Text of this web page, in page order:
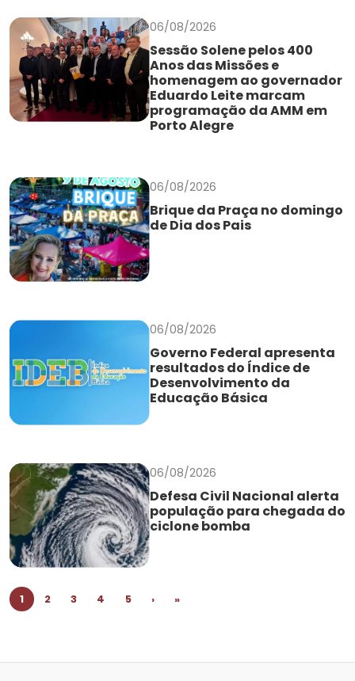
06/08/2026
Sessão Solene pelos 400
Anos das Missões e
homenagem ao governador
Eduardo Leite marcam
programação da AMM em
Porto Alegre
06/08/2026
Brique da Praça no domingo
de Dia dos Pais
06/08/2026
Governo Federal apresenta
resultados do Índice de
Desenvolvimento da
Educação Básica
06/08/2026
Defesa Civil Nacional alerta
população para chegada do
ciclone bomba
1 2 3 4 5 › »